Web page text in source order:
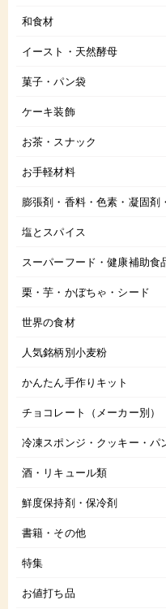
和食材
イースト・天然酵母
菓子・パン袋
ケーキ装飾
お茶・スナック
お手軽材料
膨張剤・香料・色素・凝固剤
塩とスパイス
スーパーフード・健康補助食
栗・芋・かぼちゃ・シード
世界の食材
人気銘柄別小麦粉
かんたん手作りキット
チョコレート（メーカー別）
冷凍スポンジ・クッキー・パ
酒・リキュール類
鮮度保持剤・保冷剤
書籍・その他
特集
お値打ち品